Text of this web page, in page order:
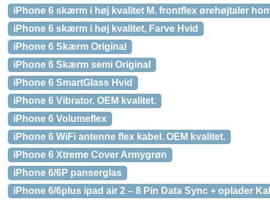
iPhone 6 skærm i høj kvalitet M. frontflex ørehøjtaler
iPhone 6 skærm i høj kvalitet, Farve Hvid
iPhone 6 Skærm Original
iPhone 6 Skærm semi Original
iPhone 6 SmartGlass Hvid
iPhone 6 Vibrator. OEM kvalitet.
iPhone 6 Volumeflex
iPhone 6 WiFi antenne flex kabel. OEM kvalitet.
iPhone 6 Xtreme Cover Armygrøn
iPhone 6/6P panserglas
iPhone 6/6plus ipad air 2 – 8 Pin Data Sync + oplader